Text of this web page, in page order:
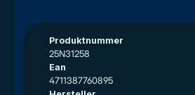
Produktnummer
25N31258
Ean
4711387760895